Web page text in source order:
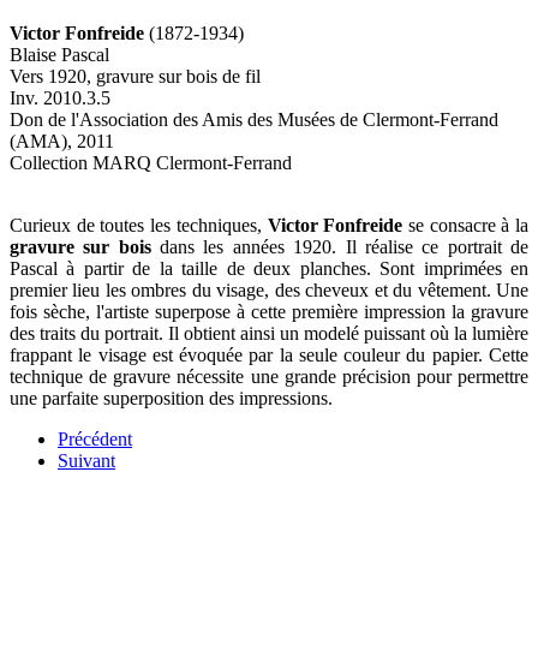
Victor Fonfreide (1872-1934)
Blaise Pascal
Vers 1920, gravure sur bois de fil
Inv. 2010.3.5
Don de l'Association des Amis des Musées de Clermont-Ferrand
(AMA), 2011
Collection MARQ Clermont-Ferrand
Curieux de toutes les techniques, Victor Fonfreide se consacre à la
gravure sur boisdans les années 1920. Il réalise ce portrait de
Pascal à partir de la taille de deux planches. Sont imprimées en
premier lieu les ombres du visage, des cheveux et du vêtement. Une
fois sèche, l'artiste superpose à cette première impression la gravure
des traits du portrait. Il obtient ainsi un modelé puissant où la lumière
frappant le visage est évoquée par la seule couleur du papier. Cette
technique de gravure nécessite une grande précision pour permettre
une parfaite superposition des impressions.
Précédent
Suivant